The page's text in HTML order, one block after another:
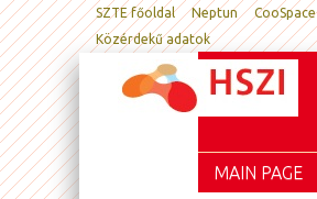
SZTE főoldal Neptun CooSpace
Közérdekű adatok
MAIN PAGE